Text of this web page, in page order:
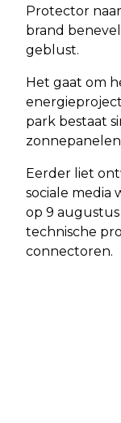
Protector
brand
geblust.
Het gaat om
park bestaat
Eerder liet
sociale media
op 9
technische
connectoren.